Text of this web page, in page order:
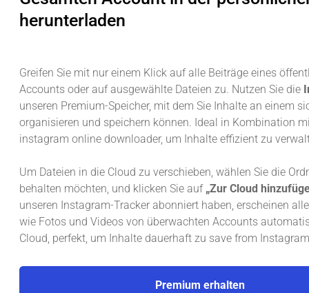
herunterladen
Greifen Sie mit nur einem Klick auf alle Beiträge eines
Accounts oder auf ausgewählte Dateien zu. Nutzen Sie die
unseren Premium-Speicher, mit dem Sie Inhalte an einem
organisieren und speichern können. Ideal in Kombination
instagram online downloader, um Inhalte effizient zu
Um Dateien in die Cloud zu verschieben, wählen Sie die
behalten möchten, und klicken Sie auf „Zur Cloud
unseren Instagram-Tracker abonniert haben, erscheinen
wie Fotos und Videos von überwachten Accounts
Cloud, perfekt, um Inhalte dauerhaft zu save from
Premium erhalten